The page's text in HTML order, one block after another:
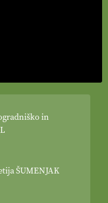
in
ŠUMENJAK